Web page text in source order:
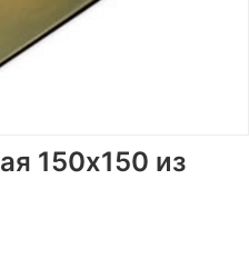
150х150 из